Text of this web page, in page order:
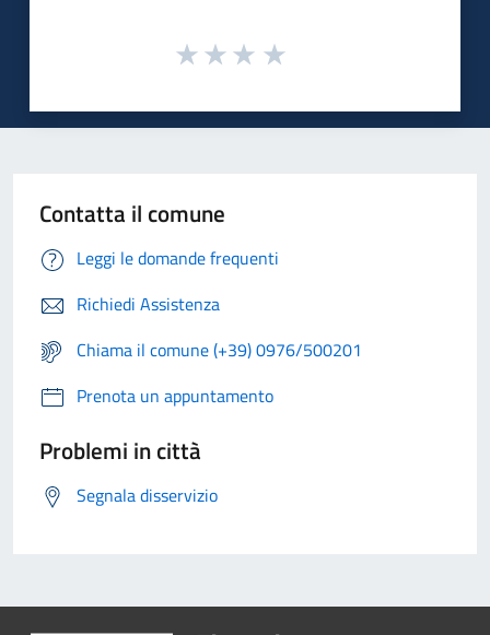
Contatta il comune
Leggi le domande frequenti
Richiedi Assistenza
Chiama il comune (+39) 0976/500201
Prenota un appuntamento
Problemi in città
Segnala disservizio